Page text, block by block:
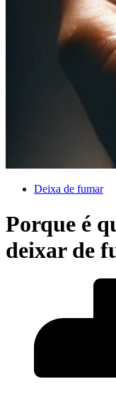
Deixa de fumar
Porque é
deixar de